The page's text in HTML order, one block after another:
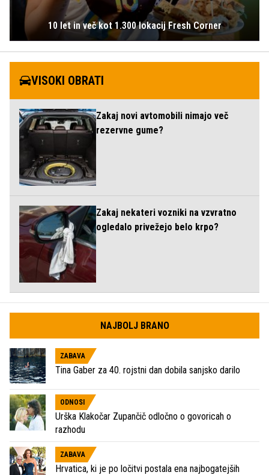
10 let in več kot 1.300 lokacij Fresh Corner
VISOKI OBRATI
Zakaj novi avtomobili nimajo več
rezervne gume?
Zakaj nekateri vozniki na vzvratno
ogledalo privežejo belo krpo?
NAJBOLJ BRANO
ZABAVA
Tina Gaber za 40. rojstni dan dobila sanjsko darilo
ODNOSI
Urška Klakočar Zupančič odločno o govoricah o
razhodu
ZABAVA
Hrvatica, ki je po ločitvi postala ena najbogatejših